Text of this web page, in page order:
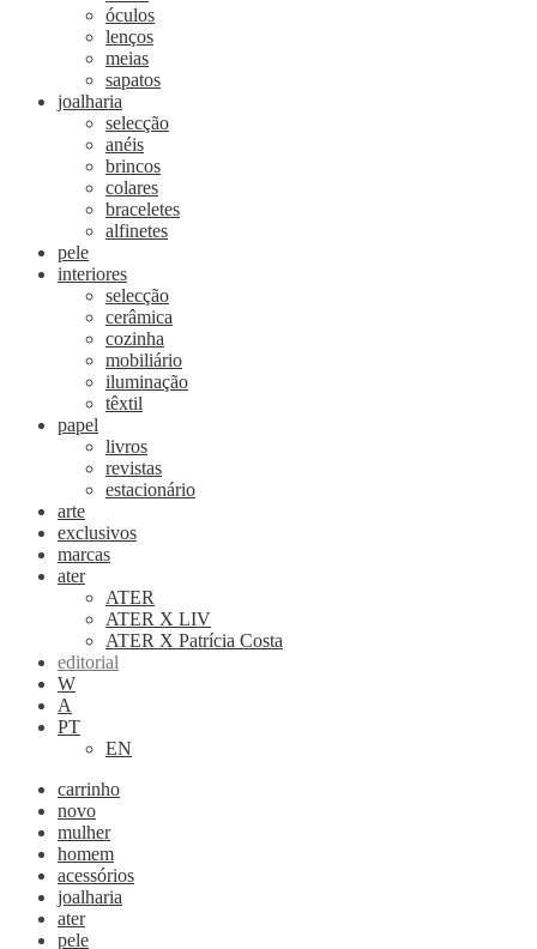
óculos
lenços
meias
sapatos
joalharia
selecção
anéis
brincos
colares
braceletes
alfinetes
pele
interiores
selecção
cerâmica
cozinha
mobiliário
iluminação
têxtil
papel
livros
revistas
estacionário
arte
exclusivos
marcas
ater
ATER
ATER X LIV
ATER X Patrícia Costa
editorial
W
A
PT
EN
carrinho
novo
mulher
homem
acessórios
joalharia
ater
pele